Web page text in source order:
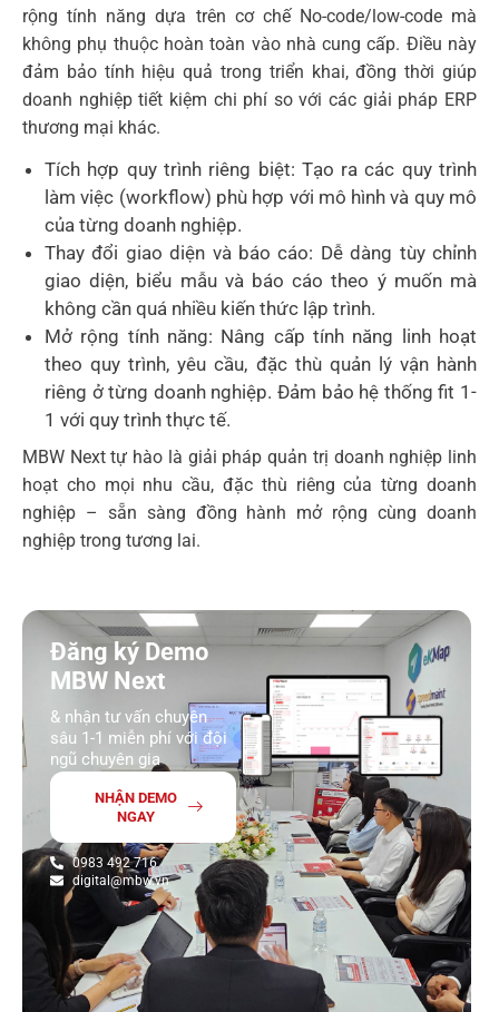
rộng tính năng dựa trên cơ chế No-code/low-code mà
không phụ thuộc hoàn toàn vào nhà cung cấp. Điều này
đảm bảo tính hiệu quả trong triển khai, đồng thời giúp
doanh nghiệp tiết kiệm chi phí so với các giải pháp ERP
thương mại khác.
Tích hợp quy trình riêng biệt: Tạo ra các quy trình
làm việc (workflow) phù hợp với mô hình và quy mô
của từng doanh nghiệp.
Thay đổi giao diện và báo cáo: Dễ dàng tùy chỉnh
giao diện, biểu mẫu và báo cáo theo ý muốn mà
không cần quá nhiều kiến thức lập trình.
Mở rộng tính năng: Nâng cấp tính năng linh hoạt
theo quy trình, yêu cầu, đặc thù quản lý vận hành
riêng ở từng doanh nghiệp. Đảm bảo hệ thống fit 1-
1 với quy trình thực tế.
MBW Next tự hào là giải pháp quản trị doanh nghiệp linh
hoạt cho mọi nhu cầu, đặc thù riêng của từng doanh
nghiệp – sẵn sàng đồng hành mở rộng cùng doanh
nghiệp trong tương lai.
Đăng ký Demo
MBW Next
& nhận tư vấn chuyên
sâu 1-1 miễn phí với đội
ngũ chuyên gia
NHẬN DEMO
NGAY
0983 492 716
digital@mbw.vn